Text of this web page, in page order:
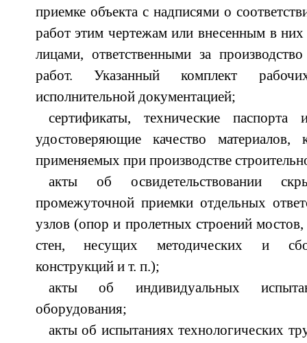
приемке объекта с надписями о
работ этим чертежам или внесенным в
лицами, ответственными за
работ. Указанный комплект
исполнительной документацией;
сертификаты, технические
удостоверяющие качество материалов,
применяемых при производстве
акты об освидетельствовании
промежуточной приемки отдельных
узлов (опор и пролетных строений
стен, несущих методических и
конструкций и т. п.);
акты об индивидуальных
оборудования;
акты об испытаниях технологических